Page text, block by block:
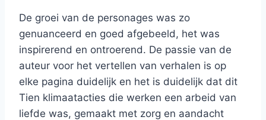
De groei van de personages was zo
genuanceerd en goed afgebeeld, het was
inspirerend en ontroerend. De passie van de
auteur voor het vertellen van verhalen is op
elke pagina duidelijk en het is duidelijk dat dit
Tien klimaatacties die werken een arbeid van
liefde was, gemaakt met zorg en aandacht